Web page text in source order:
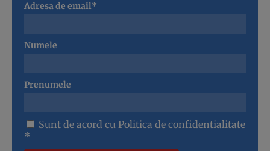
Adresa de email*
Numele
Prenumele
Sunt de acord cu Politica de confidentialitate
*